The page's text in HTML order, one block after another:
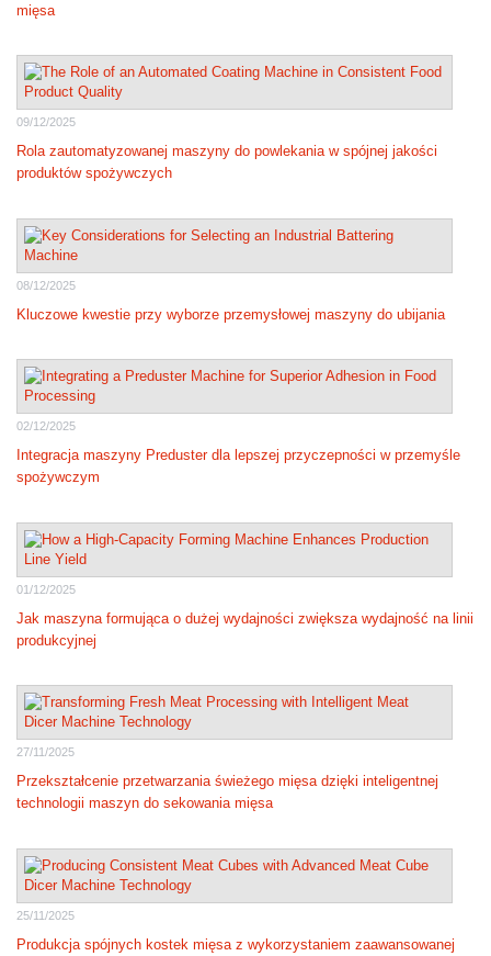
mięsa
09/12/2025
Rola zautomatyzowanej maszyny do powlekania w spójnej jakości
produktów spożywczych
08/12/2025
Kluczowe kwestie przy wyborze przemysłowej maszyny do ubijania
02/12/2025
Integracja maszyny Preduster dla lepszej przyczepności w przemyśle
spożywczym
01/12/2025
Jak maszyna formująca o dużej wydajności zwiększa wydajność na linii
produkcyjnej
27/11/2025
Przekształcenie przetwarzania świeżego mięsa dzięki inteligentnej
technologii maszyn do sekowania mięsa
25/11/2025
Produkcja spójnych kostek mięsa z wykorzystaniem zaawansowanej